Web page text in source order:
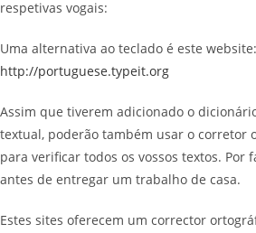
respetivas vogais:
Uma alternativa ao teclado é este website:
http://portuguese.typeit.org
Assim que tiverem adicionado o
textual, poderão também usar o corretor
para verificar todos os vossos textos. Por
antes de entregar um trabalho de casa.
Estes sites oferecem um corrector